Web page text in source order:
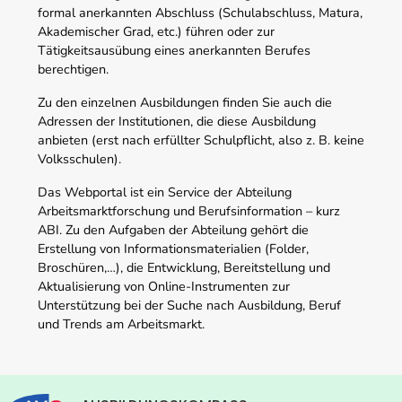
formal anerkannten Abschluss (Schulabschluss, Matura,
Akademischer Grad, etc.) führen oder zur
Tätigkeitsausübung eines anerkannten Berufes
berechtigen.
Zu den einzelnen Ausbildungen finden Sie auch die
Adressen der Institutionen, die diese Ausbildung
anbieten (erst nach erfüllter Schulpflicht, also z. B. keine
Volksschulen).
Das Webportal ist ein Service der Abteilung
Arbeitsmarktforschung und Berufsinformation – kurz
ABI. Zu den Aufgaben der Abteilung gehört die
Erstellung von Informationsmaterialien (Folder,
Broschüren,…), die Entwicklung, Bereitstellung und
Aktualisierung von Online-Instrumenten zur
Unterstützung bei der Suche nach Ausbildung, Beruf
und Trends am Arbeitsmarkt.